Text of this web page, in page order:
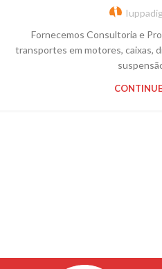
Fornecemos Consultoria e
transportes em motores, caixas,